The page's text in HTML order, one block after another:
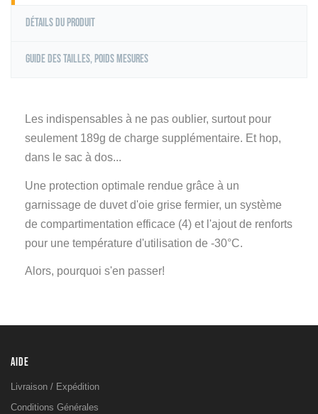
Détails du produit
Guide des tailles, poids mesures
Les indispensables à ne pas oublier, surtout pour
seulement 189g de charge supplémentaire. Et hop,
dans le sac à dos...
Une protection optimale rendue grâce à un
garnissage de duvet d'oie grise fermier, un système
de compartimentation efficace (4) et l'ajout de renforts
pour une température d'utilisation de -30°C.
Alors, pourquoi s'en passer!
AIDE
Livraison / Expédition
Conditions Générales